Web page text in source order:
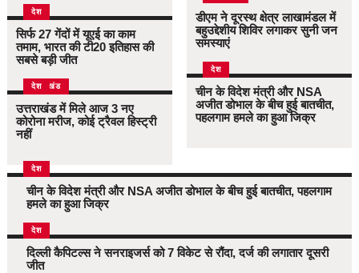
देश
सिर्फ 27 गेंदों में यूएई का काम
तमाम, भारत की टी20 इतिहास की
सबसे बड़ी जीत
उत्तराखंड
देश
उत्तराखंड में मिले आज 3 नए
कोरोना मरीज, कोई ट्रैवल हिस्ट्री
नहीं
डीएम ने दूरस्थ क्षेत्र लाखामंडल में
बहुउद्देशीय शिविर लगाकर सुनी जन
समस्याएं
देश
चीन के विदेश मंत्री और NSA
अजीत डोभाल के बीच हुई बातचीत,
पहलगाम हमले का हुआ जिक्र
देश
चीन के विदेश मंत्री और NSA अजीत डोभाल के बीच हुई बातचीत, पहलगाम
हमले का हुआ जिक्र
देश
दिल्ली कैपिटल्स ने सनराइजर्स को 7 विकेट से रौंदा, दर्ज की लगातार दूसरी
जीत